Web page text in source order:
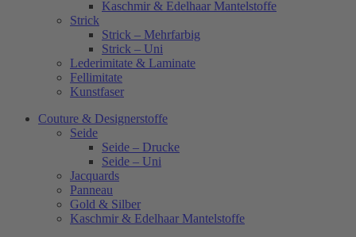
Kaschmir & Edelhaar Mantelstoffe
Strick
Strick – Mehrfarbig
Strick – Uni
Lederimitate & Laminate
Fellimitate
Kunstfaser
Couture & Designerstoffe
Seide
Seide – Drucke
Seide – Uni
Jacquards
Panneau
Gold & Silber
Kaschmir & Edelhaar Mantelstoffe